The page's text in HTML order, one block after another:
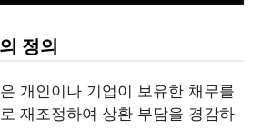
정의
개인이나 기업이 보 유한 채무를
재조정하여 상환 부담을 경감하